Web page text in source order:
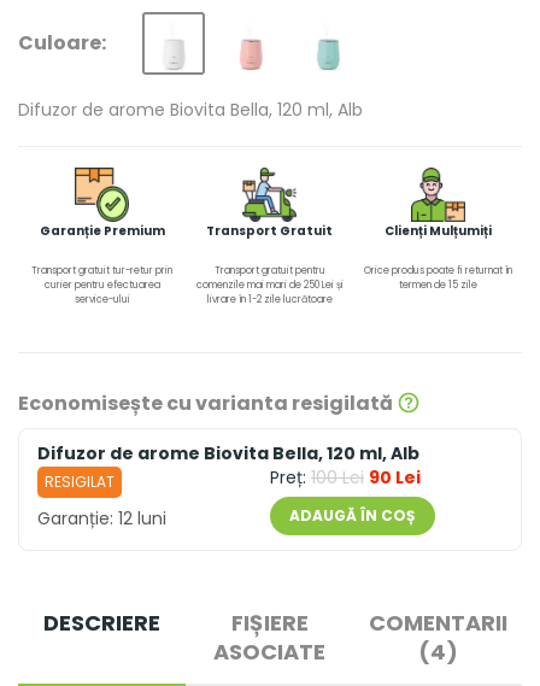
Culoare:
Difuzor de arome Biovita Bella, 120 ml, Alb
Garanție Premium
Transport gratuit tur-retur prin
curier pentru efectuarea
service-ului
Transport Gratuit
Transport gratuit pentru
comenzile mai mari de 250 Lei și
livrare în 1-2 zile lucrătoare
Clienți Mulțumiți
Orice produs poate fi returnat în
termen de 15 zile
Economisește cu varianta resigilată
Difuzor de arome Biovita Bella, 120 ml, Alb
RESIGILAT
Garanție: 12 luni
Preț: 100 Lei 90 Lei
ADAUGĂ ÎN COȘ
DESCRIERE
FIȘIERE
ASOCIATE
COMENTARII
(4)